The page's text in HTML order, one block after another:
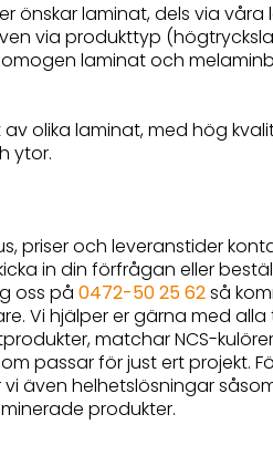
önskar laminat, dels via våra
via produkttyp
laminat och
olika laminat, med hög
ytor.
priser och leveranstider
in din förfrågan eller
oss på0472-50 25 62så
Vi hjälper er gärna med
matchar NCS-
passar för just ert projekt.
även helhetslösningar
produkter.